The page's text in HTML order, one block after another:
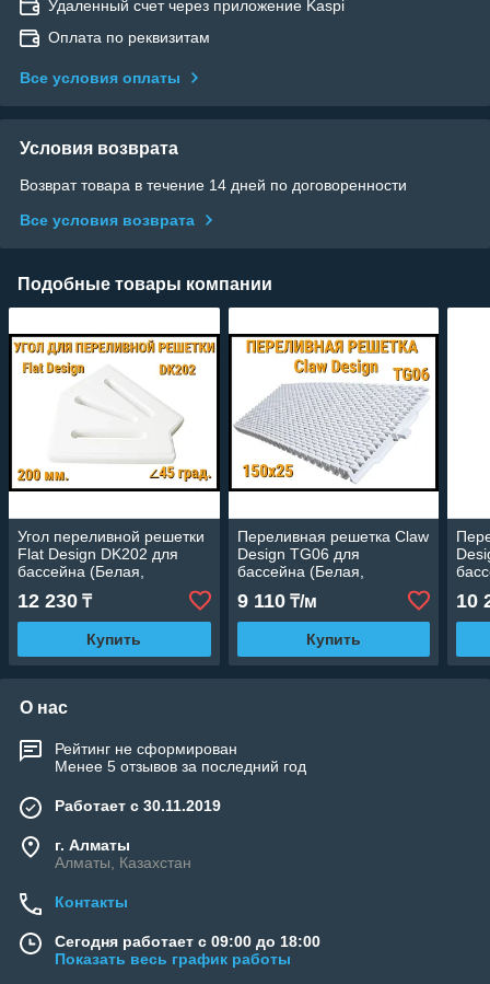
Удаленный счет через приложение Kaspi
Оплата по реквизитам
Все условия оплаты
Условия возврата
Возврат товара в течение 14 дней по договоренности
Все условия возврата
Подобные товары компании
Угол переливной решетки
Flat Design DK202 для
бассейна (Белая,
Размеры: 200x25, 45
град.)
12 230 ₸
Купить
Переливная решетка Claw
Design TG06 для
бассейна (Белая,
Размеры: 150x25)
9 110₸/м
Купить
10
О нас
Рейтинг не сформирован
Менее 5 отзывов за последний год
Работает с 30.11.2019
г. Алматы
Алматы, Казахстан
Контакты
Сегодня работает с 09:00 до 18:00
Показать весь график работы